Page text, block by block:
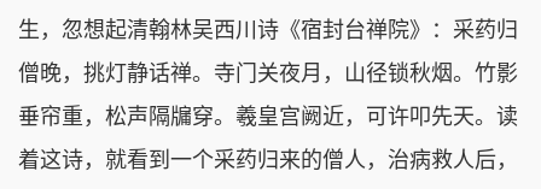
生，忽想起清翰林吴西川诗《宿封台禅院》：采药归
僧晚，挑灯静话禅。寺门关夜月，山径锁秋烟。竹影
垂帘重，松声隔牖穿。羲皇宫阙近，可许叩先天。读
着这诗，就看到一个采药归来的僧人，治病救人后，